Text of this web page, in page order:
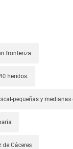
fronteriza
heridos.
pequeñas y
de Cáceres